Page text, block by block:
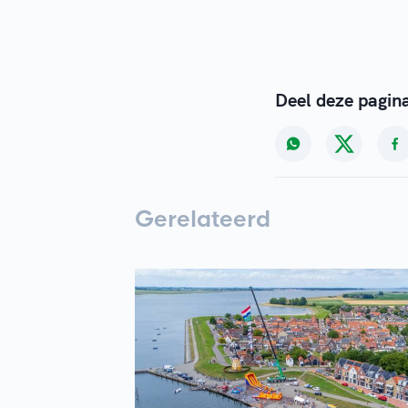
Deel deze
Gerelateerd